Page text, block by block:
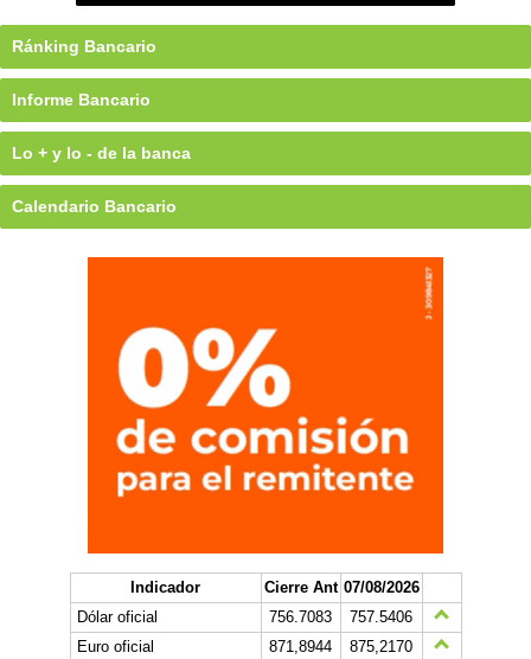
Ránking Bancario
Informe Bancario
Lo + y lo - de la banca
Calendario Bancario
Indicador Cierre Ant 07/08/2026
Dólar oficial
756.7083
757.5406
Euro oficial
871,8944
875,2170